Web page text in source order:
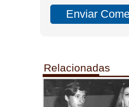
Relacionadas